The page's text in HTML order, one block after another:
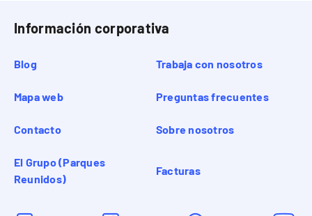
Información corporativa
Blog Trabaja con nosotros
Mapa web Preguntas frecuentes
Contacto Sobre nosotros
El Grupo (Parques
Reunidos)
Facturas